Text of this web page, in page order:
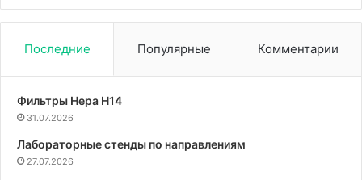
кишки
Последние Популярные Комментарии
Фильтры Hepa Н14
31.07.2026
Лабораторные стенды по направлениям
27.07.2026